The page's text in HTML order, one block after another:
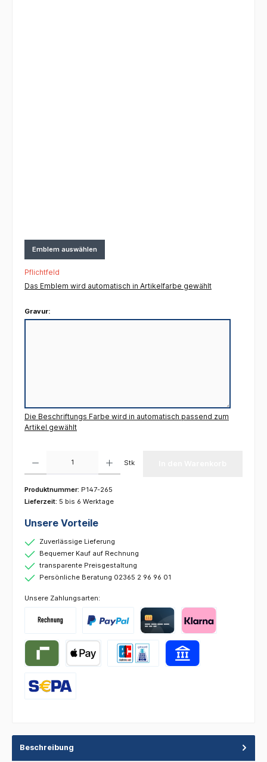
Emblem auswählen
Pflichtfeld
Das Emblem wird automatisch in Artikelfarbe gewählt
Gravur:
Die Beschriftungs Farbe wird in automatisch passend zum
Artikel gewählt
Stk
Produktnummer: P147-265
Lieferzeit: 5 bis 6 Werktage
Unsere Vorteile
Zuverlässige Lieferung
Bequemer Kauf auf Rechnung
transparente Preisgestaltung
Persönliche Beratung 02365 2 96 96 01
Unsere Zahlungsarten:
Beschreibung